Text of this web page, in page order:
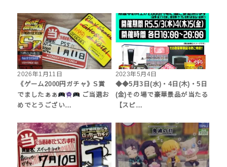
2026年1月11日
《ゲーム2000円ガチャ》S賞
でましたぁぁ
ご当選お
めでとうござい…
2023年5月4日
◆◆5月3日(水)・4日(木)・5日
(金)その場で豪華景品が当たる
【スピ…